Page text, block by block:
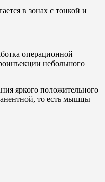
в зонах с тонкой и
операционной
небольшого
яркого положительного
то есть мышцы